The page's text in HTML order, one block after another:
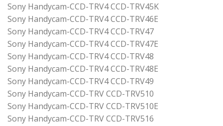
Sony Handycam-CCD-TRV4 CCD-TRV45K
Sony Handycam-CCD-TRV4 CCD-TRV46E
Sony Handycam-CCD-TRV4 CCD-TRV47
Sony Handycam-CCD-TRV4 CCD-TRV47E
Sony Handycam-CCD-TRV4 CCD-TRV48
Sony Handycam-CCD-TRV4 CCD-TRV48E
Sony Handycam-CCD-TRV4 CCD-TRV49
Sony Handycam-CCD-TRV CCD-TRV510
Sony Handycam-CCD-TRV CCD-TRV510E
Sony Handycam-CCD-TRV CCD-TRV516